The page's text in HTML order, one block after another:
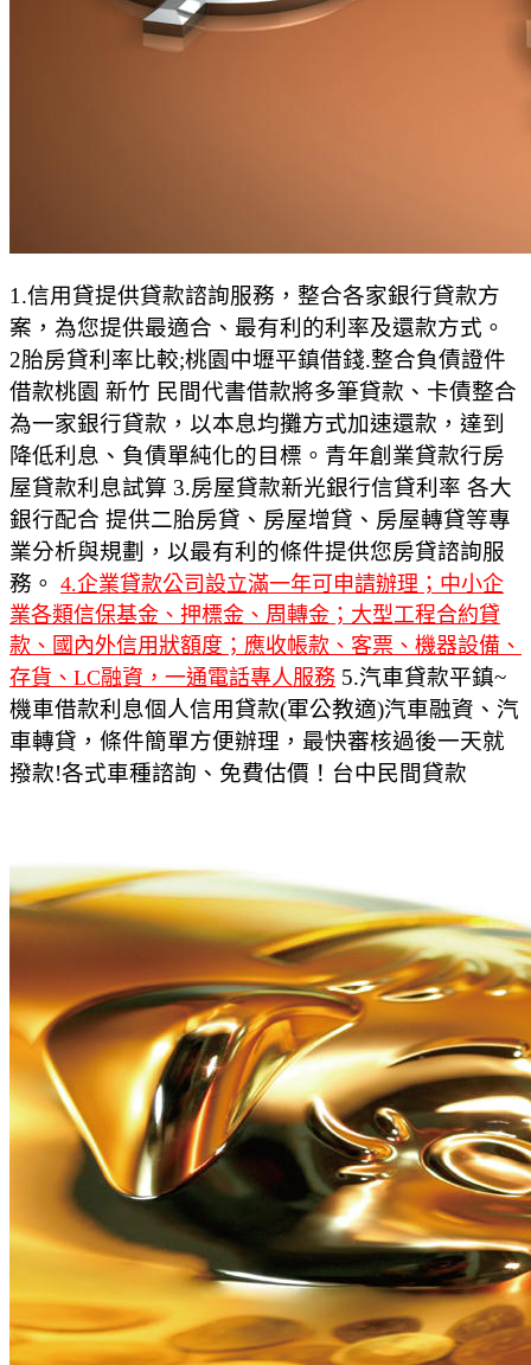
1.信用貸提供貸款諮詢服務，整合各家銀行貸款方
案，為您提供最適合、最有利的利率及還款方式。
2胎房貸利率比較;桃園中壢平鎮借錢.整合負債證件
借款桃園 新竹 民間代書借款將多筆貸款、卡債整合
為一家銀行貸款，以本息均攤方式加速還款，達到
降低利息、負債單純化的目標。青年創業貸款行房
屋貸款利息試算 3.房屋貸款新光銀行信貸利率 各大
銀行配合 提供二胎房貸、房屋增貸、房屋轉貸等專
業分析與規劃，以最有利的條件提供您房貸諮詢服
務。 4.企業貸款公司設立滿一年可申請辦理；中小企
業各類信保基金、押標金、周轉金；大型工程合約貸
款、國內外信用狀額度；應收帳款、客票、機器設備、
存貨、LC融資，一通電話專人服務 5.汽車貸款平鎮~
機車借款利息個人信用貸款(軍公教適)汽車融資、汽
車轉貸，條件簡單方便辦理，最快審核過後一天就
撥款!各式車種諮詢、免費估價！台中民間貸款